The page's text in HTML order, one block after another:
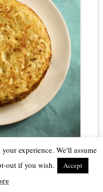
¡Está riquísimo! Te lo
experience. We'll assume
out if you wish.
Accept